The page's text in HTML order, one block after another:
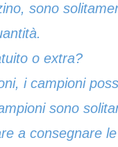
sono
o extra?
i campioni
sono
a consegnare